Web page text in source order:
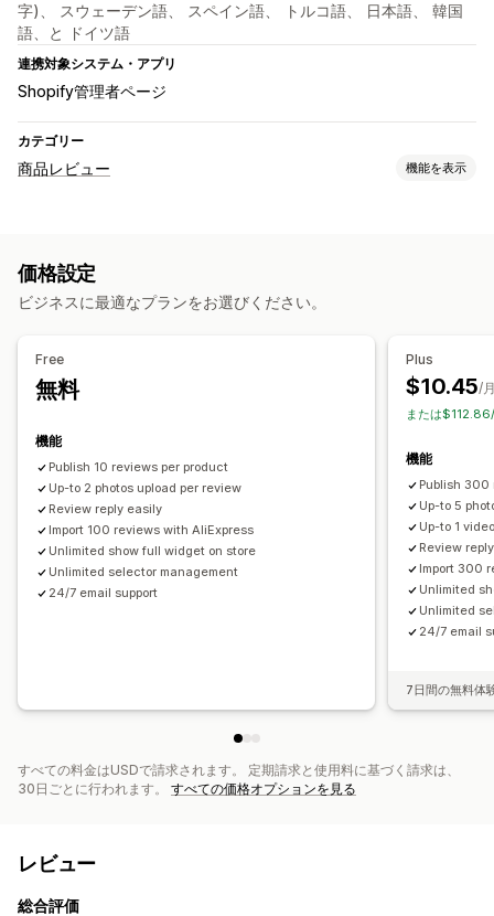
字)、 スウェーデン語、 スペイン語、 トルコ語、 日本語、 韓国
語、と ドイツ語
連携対象システム・アプリ
Shopify管理者ページ
カテゴリー
商品レビュー 機能を表示
メディアギャラリー
上位のレビュー レビューサマリー 絞り込み
ポップアップ
価格設定
ビジネスに最適なプランをお選びください。
Free
無料
機能
Publish 10 reviews per product
Up-to 2 photos upload per review
Review reply easily
Import 100 reviews with AliExpress
Unlimited show full widget on store
Unlimited selector management
24/7 email support
Plus
$10.45/
または
機能
Publish 300
Up-to 5
Up-to 1
Review
Import 300
Unlimited
Unlimited
24/7 email
7日間の無料体
すべての料金はUSDで請求されます。 定期請求と使用料に基づく請求は、
30日ごとに行われます。 すべての価格オプションを見る
レビュー
総合評価